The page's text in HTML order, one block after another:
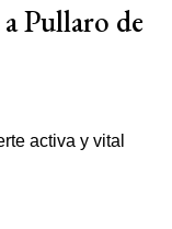
Pullaro de